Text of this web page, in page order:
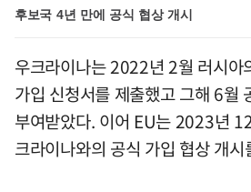
후보국 4년 만에 공식 협상 개시
우크라이나는 2022년 2월 러시아
가입 신청서를 제출했고 그해 6월
부여받았다. 이어 EU는 2023년
크라이나와의 공식 가입 협상 개시